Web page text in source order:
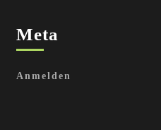
Meta
Anmelden